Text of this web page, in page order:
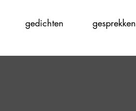
gedichten gesprekken